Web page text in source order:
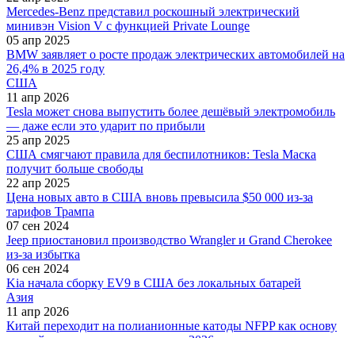
Mercedes-Benz представил роскошный электрический
минивэн Vision V с функцией Private Lounge
05 апр 2025
BMW заявляет о росте продаж электрических автомобилей на
26,4% в 2025 году
США
11 апр 2026
Tesla может снова выпустить более дешёвый электромобиль
— даже если это ударит по прибыли
25 апр 2025
США смягчают правила для беспилотников: Tesla Маска
получит больше свободы
22 апр 2025
Цена новых авто в США вновь превысила $50 000 из-за
тарифов Трампа
07 сен 2024
Jeep приостановил производство Wrangler и Grand Cherokee
из-за избытка
06 сен 2024
Kia начала сборку EV9 в США без локальных батарей
Азия
11 апр 2026
Китай переходит на полианионные катоды NFPP как основу